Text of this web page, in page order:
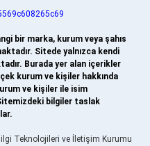
bir marka, kurum veya şahıs
Sitede yalnızca kendi
Burada yer alan içerikler
kurum ve kişiler hakkında
ve kişiler ile isim
bilgiler taslak
Teknolojileri ve İletişim Kurumu